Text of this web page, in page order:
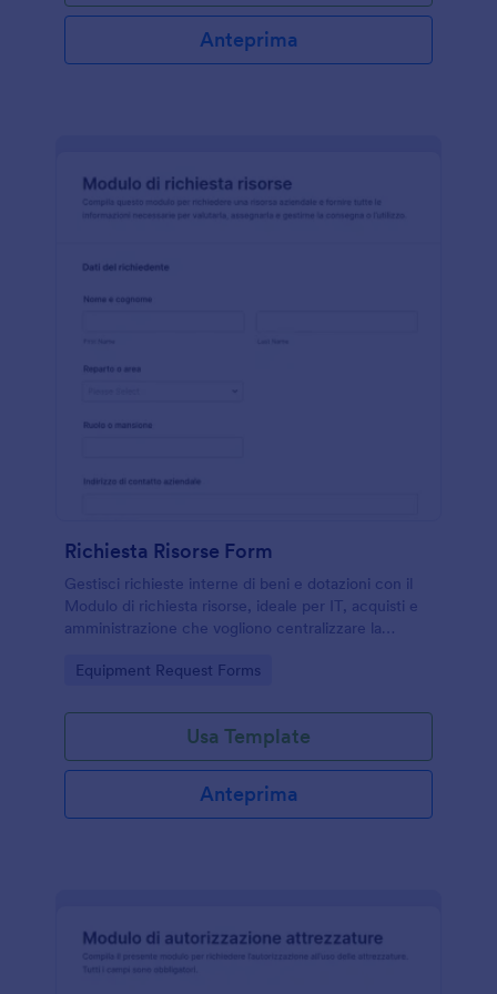
Anteprima
Richiesta Risorse Form
Gestisci richieste interne di beni e dotazioni con il
Modulo di richiesta risorse, ideale per IT, acquisti e
amministrazione che vogliono centralizzare la
assegnazioni.
Go to Category:
Equipment Request Forms
Usa Template
Anteprima